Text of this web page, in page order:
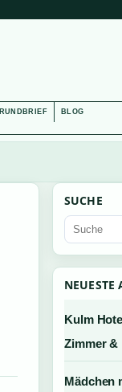
RUNDBRIEF BLOG
SUCHE
NEUESTE
Kulm
Zimmer &
Mädchen